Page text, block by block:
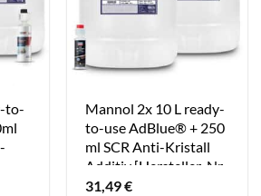
to-
Mannol 2x 10 L ready-
to-use AdBlue® + 250
ml SCR Anti-Kristall
Additiv [Hersteller-Nr.
40984989]
31,49€